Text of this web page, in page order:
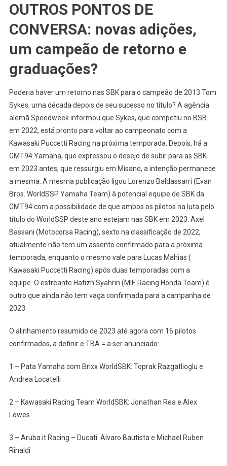
OUTROS PONTOS DE
CONVERSA: novas adições,
um campeão de retorno e
graduações?
Poderia haver um retorno nas SBK para o campeão de 2013 Tom
Sykes, uma década depois de seu sucesso no título? A agência
alemã Speedweek informou que Sykes, que competiu no BSB
em 2022, está pronto para voltar ao campeonato com a
Kawasaki Puccetti Racing na próxima temporada. Depois, há a
GMT94 Yamaha, que expressou o desejo de subir para as SBK
em 2023 antes, que ressurgiu em Misano, a intenção permanece
a mesma. A mesma publicação ligou Lorenzo Baldassarri (Evan
Bros. WorldSSP Yamaha Team) à potencial equipe de SBK da
GMT94 com a possibilidade de que ambos os pilotos na luta pelo
título do WorldSSP deste ano estejam nas SBK em 2023. Axel
Bassani (Motocorsa Racing), sexto na classificação de 2022,
atualmente não tem um assento confirmado para a próxima
temporada, enquanto o mesmo vale para Lucas Mahias (
Kawasaki Puccetti Racing) após duas temporadas com a
equipe. O estreante Hafizh Syahrin (MIE Racing Honda Team) é
outro que ainda não tem vaga confirmada para a campanha de
2023.
O alinhamento resumido de 2023 até agora com 16 pilotos
confirmados, a definir e TBA = a ser anunciado:
1 – Pata Yamaha com Brixx WorldSBK: Toprak Razgatlioglu e
Andrea Locatelli
2 – Kawasaki Racing Team WorldSBK: Jonathan Rea e Alex
Lowes
3 – Aruba.it Racing – Ducati: Alvaro Bautista e Michael Ruben
Rinaldi